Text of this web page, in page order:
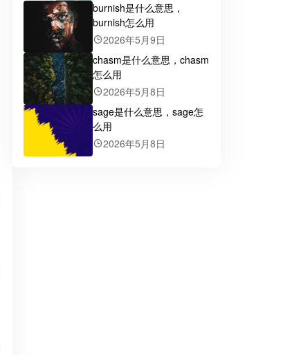
burnish是什么意思，
burnish怎么用
2026年5月9日
chasm是什么意思，chasm
怎么用
2026年5月8日
sage是什么意思，sage怎
么用
2026年5月8日